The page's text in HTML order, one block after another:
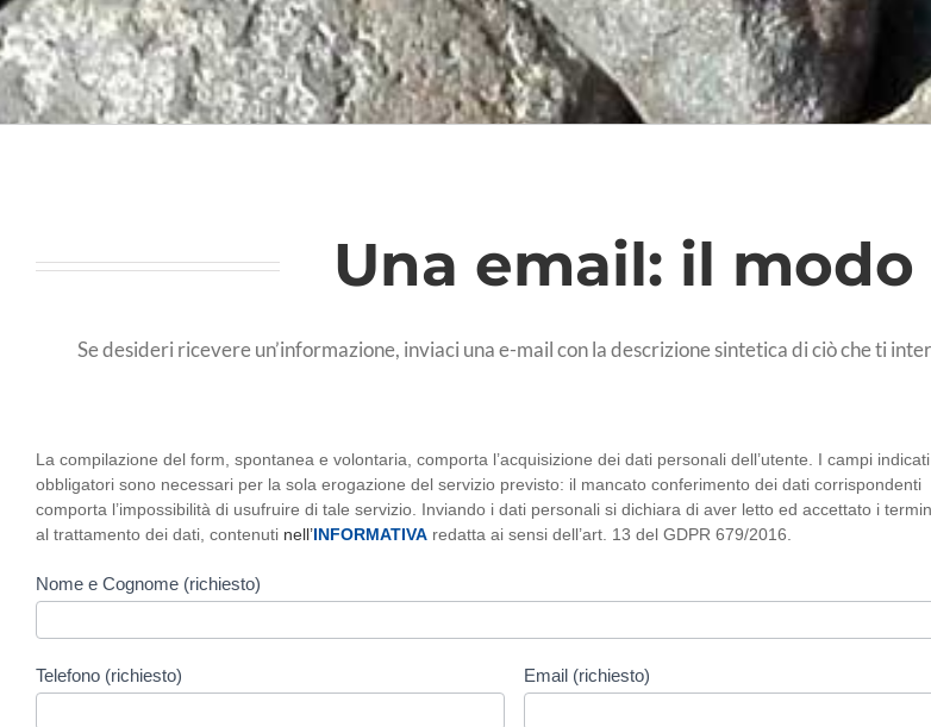
Una email: il
Se desideri ricevere un’informazione, inviaci una e-mail con la descrizione sintetica di ciò che ti
Contatti
BF
SRL
La compilazione del form, spontanea e volontaria, comporta l’acquisizione dei dati personali dell’utente. I campi
obbligatori sono necessari per la sola erogazione del servizio previsto: il mancato conferimento dei dati corrispondenti
comporta l’impossibilità di usufruire di tale servizio. Inviando i dati personali si dichiara di aver letto ed accettato i
al trattamento dei dati, contenuti nell’INFORMATIVA redatta ai sensi dell’art. 13 del GDPR 679/2016.
Nome e Cognome (richiesto)
Telefono (richiesto) Email (richiesto)